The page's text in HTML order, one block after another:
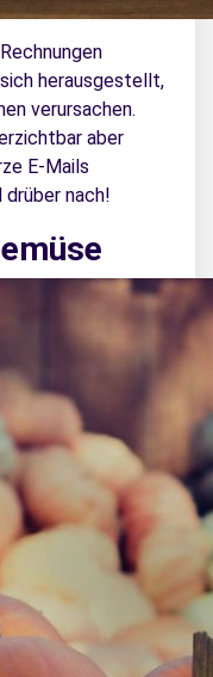
herausgestellt,
verursachen.
aber
E-Mails
nach!